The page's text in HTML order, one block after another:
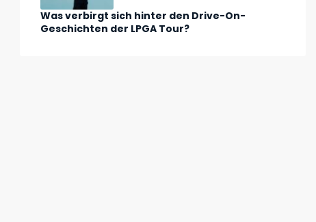
Was verbirgt sich hinter den Drive-On-
Geschichten der LPGA Tour?